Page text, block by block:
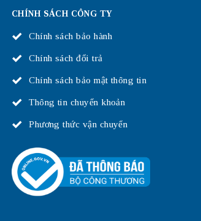
CHÍNH SÁCH CÔNG TY
Chính sách bảo hành
Chính sách đổi trả
Chính sách bảo mật thông tin
Thông tin chuyển khoản
Phương thức vận chuyển